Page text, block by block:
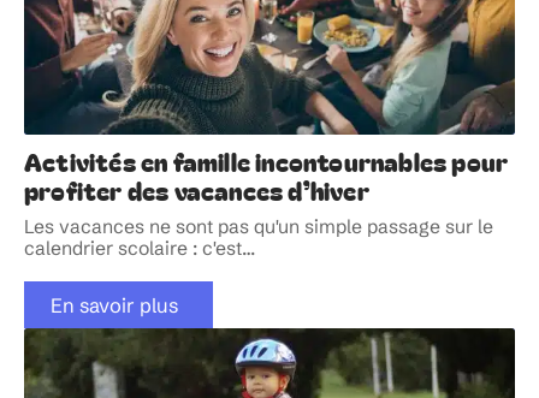
Activités en famille incontournables pour
profiter des vacances d’hiver
Les vacances ne sont pas qu'un simple passage sur le
calendrier scolaire : c'est…
En savoir plus